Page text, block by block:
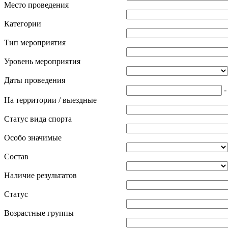
Место проведения
Категории
Тип мероприятия
Уровень мероприятия
Даты проведения
-
На территории / выездные
Статус вида спорта
Особо значимые
Состав
Наличие результатов
Статус
Возрастные группы